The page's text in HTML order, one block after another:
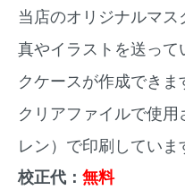
当店のオリジナルマ
真やイラストを送っ
クケースが作成できま
クリアファイルで使
レン）で印刷していま
校正代： 無料